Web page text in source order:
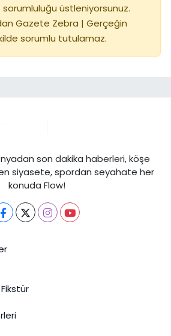
üstleniyorsunuz.
Gazete Zebra | Gerçeğin
sorumlu tutulamaz.
son dakika haberleri, köşe
siyasete, spordan seyahate her
konuda Flow!